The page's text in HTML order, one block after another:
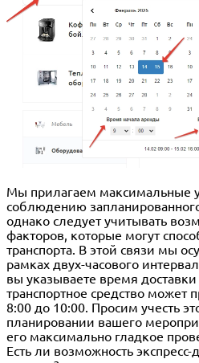
Мы прилагаем максимальные
соблюдению
однако следует учитывать
факторов, которые могут
транспорта. В этой связи мы
рамках двух-часового
вы указываете время доставки
транспортное средство может
8:00 до 10:00. Просим учесть
планировании вашего
его максимально гладкое
Есть ли возможность